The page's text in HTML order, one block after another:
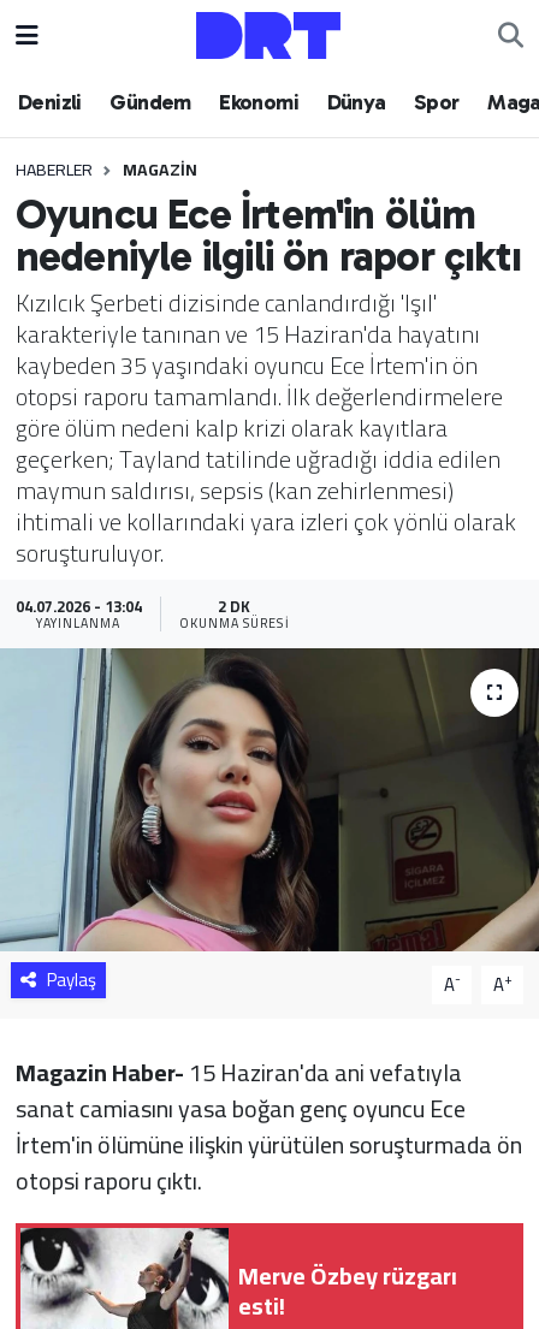
Denizli Gündem Ekonomi Dünya Spor
HABERLER MAGAZIN
Oyuncu Ece İrtem'in ölüm
nedeniyle ilgili ön rapor çıktı
Kızılcık Şerbeti dizisinde canlandırdığı 'Işıl'
karakteriyle tanınan ve 15 Haziran'da hayatını
kaybeden 35 yaşındaki oyuncu Ece İrtem'in ön
otopsi raporu tamamlandı. İlk değerlendirmelere
göre ölüm nedeni kalp krizi olarak kayıtlara
geçerken; Tayland tatilinde uğradığı iddia edilen
maymun saldırısı, sepsis (kan zehirlenmesi)
ihtimali ve kollarındaki yara izleri çok yönlü olarak
soruşturuluyor.
04.07.2026 - 13:04
YAYINLANMA
2 DK
OKUNMA SÜRESI
Paylaş A- A+
Magazin Haber-15 Haziran'da ani vefatıyla
sanat camiasını yasa boğan genç oyuncu Ece
İrtem'in ölümüne ilişkin yürütülen soruşturmada ön
otopsi raporu çıktı.
Merve Özbey rüzgarı
esti!
Denizli
Ekonomi
Dünya
Spor
Magazin
Teknoloji
Yaşam
Yazarlar
Resmi İlan
Resmi Reklam
Hava Durumu
Trafik Durumu
Puan Durumu ve Fikstür
Tüm Manşetler
Son Dakika Haberleri
Haber Arşivi